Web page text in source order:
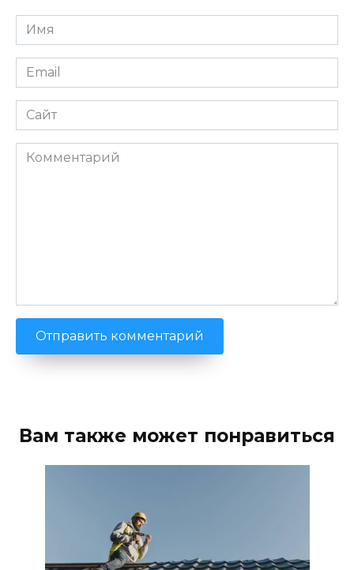
Имя
*
Email
*
Сайт
Комментарий
Вам также может понравиться